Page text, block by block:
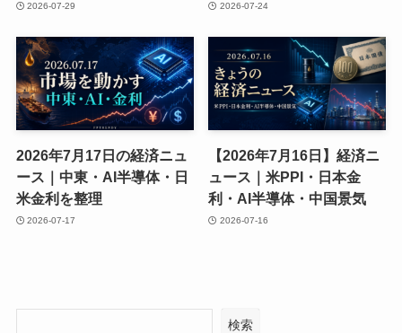
2026-07-29 2026-07-24
2026年7月17日の経済ニュ
ース｜中東・AI半導体・日
米金利を整理
2026-07-17
【2026年7月16日】経済ニ
ュース｜米PPI・日本金
利・AI半導体・中国景気
2026-07-16
検索